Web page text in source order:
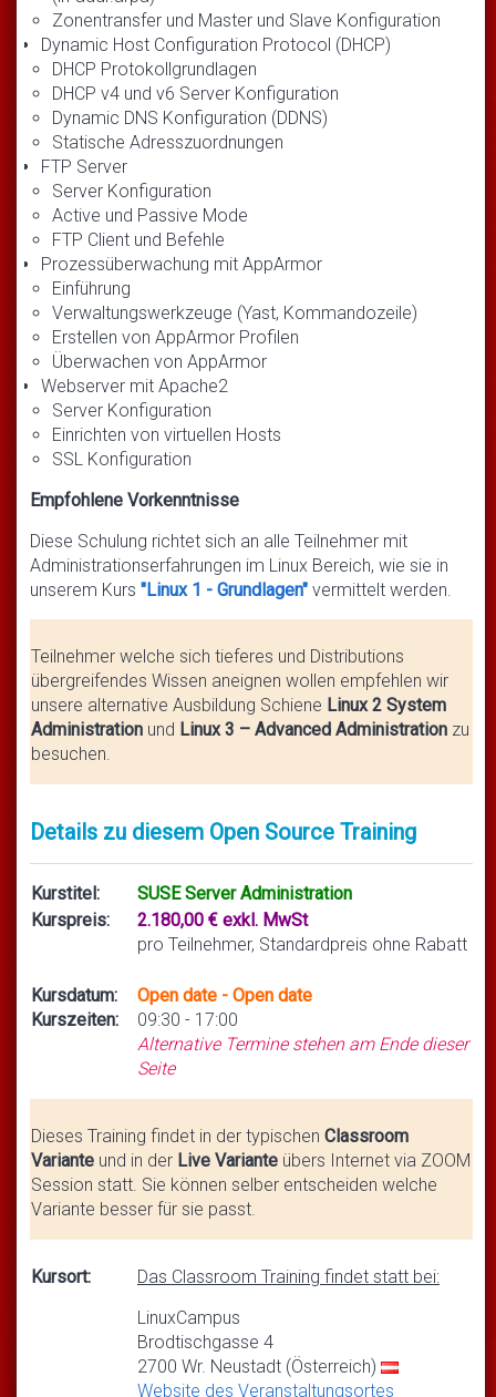
Zonentransfer und Master und Slave Konfiguration
Dynamic Host Configuration Protocol (DHCP)
DHCP Protokollgrundlagen
DHCP v4 und v6 Server Konfiguration
Dynamic DNS Konfiguration (DDNS)
Statische Adresszuordnungen
FTP Server
Server Konfiguration
Active und Passive Mode
FTP Client und Befehle
Prozessüberwachung mit AppArmor
Einführung
Verwaltungswerkzeuge (Yast, Kommandozeile)
Erstellen von AppArmor Profilen
Überwachen von AppArmor
Webserver mit Apache2
Server Konfiguration
Einrichten von virtuellen Hosts
SSL Konfiguration
Empfohlene Vorkenntnisse
Diese Schulung richtet sich an alle Teilnehmer mit
Administrationserfahrungen im Linux Bereich, wie sie in
unserem Kurs "Linux 1 - Grundlagen" vermittelt werden.
Teilnehmer welche sich tieferes und Distributions
übergreifendes Wissen aneignen wollen empfehlen wir
unsere alternative Ausbildung Schiene Linux 2 System
Administration und Linux 3 – Advanced Administration zu
besuchen.
Details zu diesem Open Source Training
Kurstitel:
SUSE Server Administration
Kurspreis:
2.180,00 € exkl. MwSt
pro Teilnehmer, Standardpreis ohne Rabatt
Kursdatum:
Kurszeiten:
Open date - Open date
09:30 - 17:00
Alternative Termine stehen am Ende dieser
Seite
Dieses Training findet in der typischen Classroom
Variante und in der Live Variante übers Internet via ZOOM
Session statt. Sie können selber entscheiden welche
Variante besser für sie passt.
Kursort:
Das Classroom Training findet statt bei:
LinuxCampus
Brodtischgasse 4
2700 Wr. Neustadt (Österreich)
Website des Veranstaltungsortes